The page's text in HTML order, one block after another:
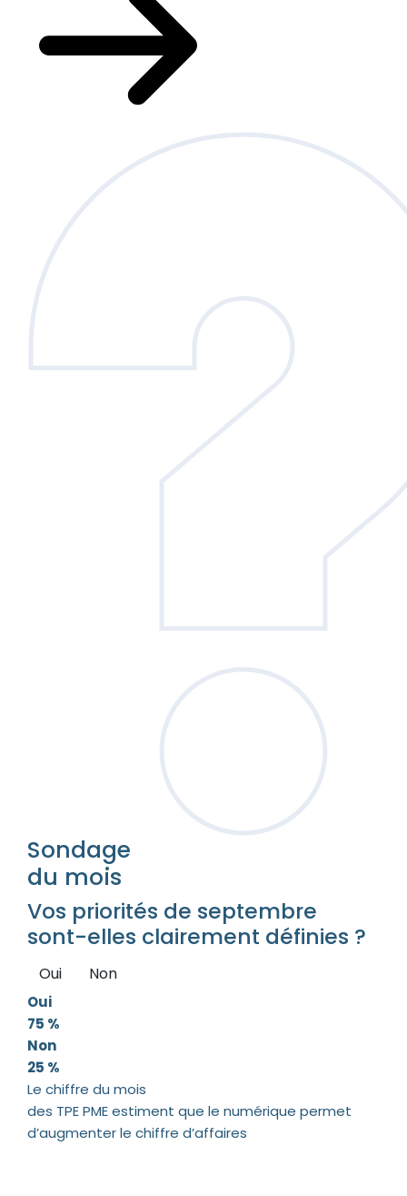
Sondage
du mois
Vos priorités de septembre
sont-elles clairement définies ?
Oui Non
Oui
75 %
Non
25 %
Le chiffre du mois
des TPE PME estiment que le numérique permet
d’augmenter le chiffre d’affaires